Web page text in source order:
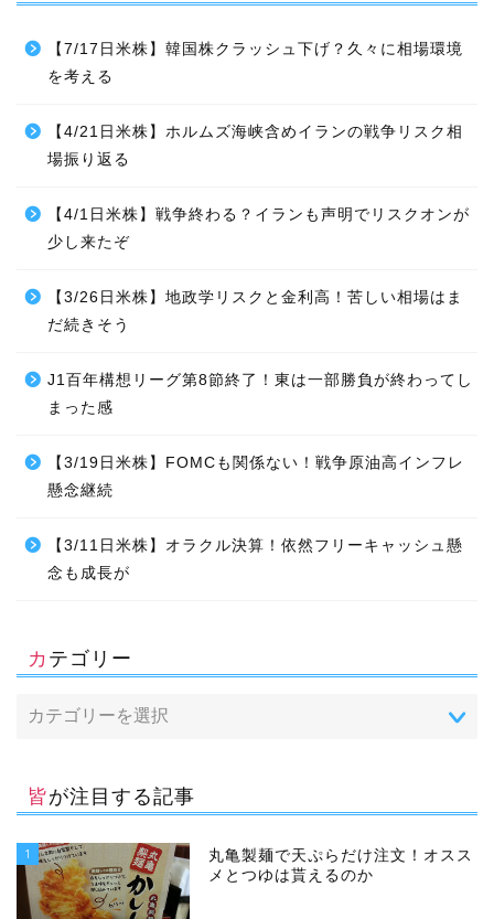
【7/17日米株】韓国株クラッシュ下げ？久々に相場環境
を考える
【4/21日米株】ホルムズ海峡含めイランの戦争リスク相
場振り返る
【4/1日米株】戦争終わる？イランも声明でリスクオンが
少し来たぞ
【3/26日米株】地政学リスクと金利高！苦しい相場はま
だ続きそう
J1百年構想リーグ第8節終了！東は一部勝負が終わってし
まった感
【3/19日米株】FOMCも関係ない！戦争原油高インフレ
懸念継続
【3/11日米株】オラクル決算！依然フリーキャッシュ懸
念も成長が
カテゴリー
皆が注目する記事
1
丸亀製麺で天ぷらだけ注文！オスス
メとつゆは貰えるのか